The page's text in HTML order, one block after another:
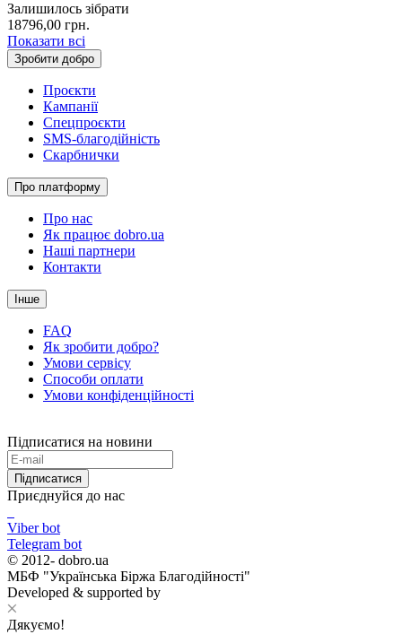
Залишилось зібрати
18796,00 грн.
Показати всі
Зробити добро
Проєкти
Кампанії
Спецпроєкти
SMS-благодійність
Скарбнички
Про платформу
Про нас
Як працює dobro.ua
Наші партнери
Контакти
Інше
FAQ
Як зробити добро?
Умови сервісу
Способи оплати
Умови конфіденційності
Підписатися на новини
Підписатися
Приєднуйся до нас
Viber bot
Telegram bot
© 2012- dobro.ua
МБФ "Українська Біржа Благодійності"
Developed & supported by
Дякуємо!